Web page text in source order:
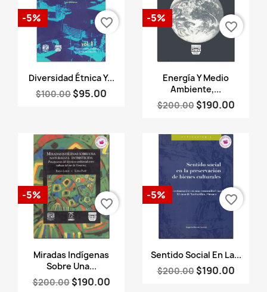
Vista rápida
Diversidad Étnica Y...
$100.00 $95.00
-5% favorite_border
Vista rápida
Energía Y Medio
Ambiente,...
$200.00 $190.00
-5%
favorite_border
Vista rápida
Miradas Indígenas
Sobre Una...
$200.00 $190.00
-5%
favorite_border
Vista rápida
Sentido Social En La...
$200.00 $190.00
-5% favorite_border